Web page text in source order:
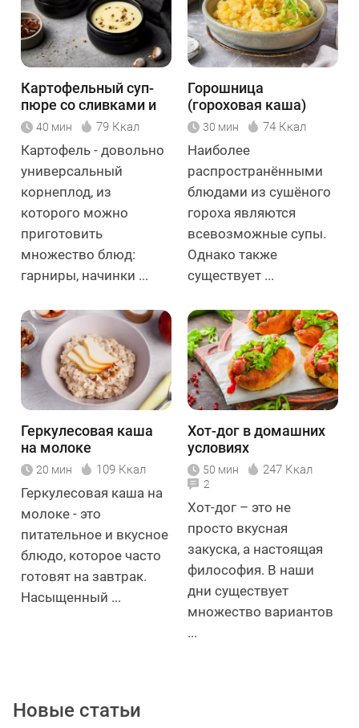
Картофельный суп-
пюре со сливками и
кумином
40 мин 79 Ккал
Картофель - довольно
универсальный
корнеплод, из
которого можно
приготовить
множество блюд:
гарниры, начинки ...
Горошница
(гороховая каша)
30 мин 74 Ккал
Наиболее
распространёнными
блюдами из сушёного
гороха являются
всевозможные супы.
Однако также
существует ...
Геркулесовая каша
на молоке
20 мин 109 Ккал
Геркулесовая каша на
молоке - это
питательное и вкусное
блюдо, которое часто
готовят на завтрак.
Насыщенный ...
Хот-дог в домашних
условиях
50 мин 247 Ккал
2
Хот-дог – это не
просто вкусная
закуска, а настоящая
философия. В наши
дни существует
множество вариантов
...
Новые статьи